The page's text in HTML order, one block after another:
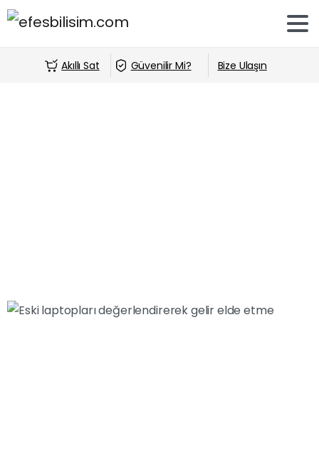
Akıllı Sat Güvenilir Mi? Bize Ulaşın